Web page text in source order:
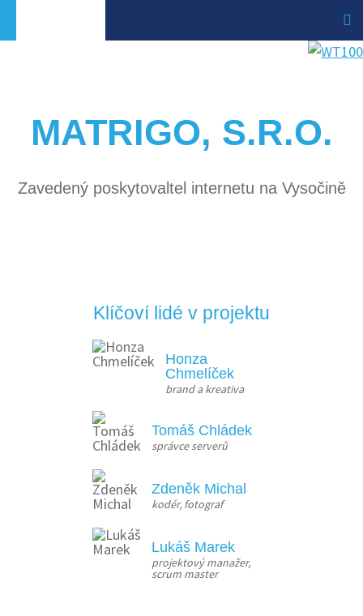
MATRIGO, S.R.O.
Zavedený poskytovaltel internetu na Vysočině
Klíčoví lidé v projektu
Honza
Chmelíček
brand a kreativa
Tomáš Chládek
správce serverů
Zdeněk Michal
kodér, fotograf
Lukáš Marek
projektový manažer,
scrum master